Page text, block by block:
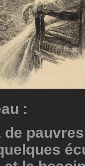
:
de